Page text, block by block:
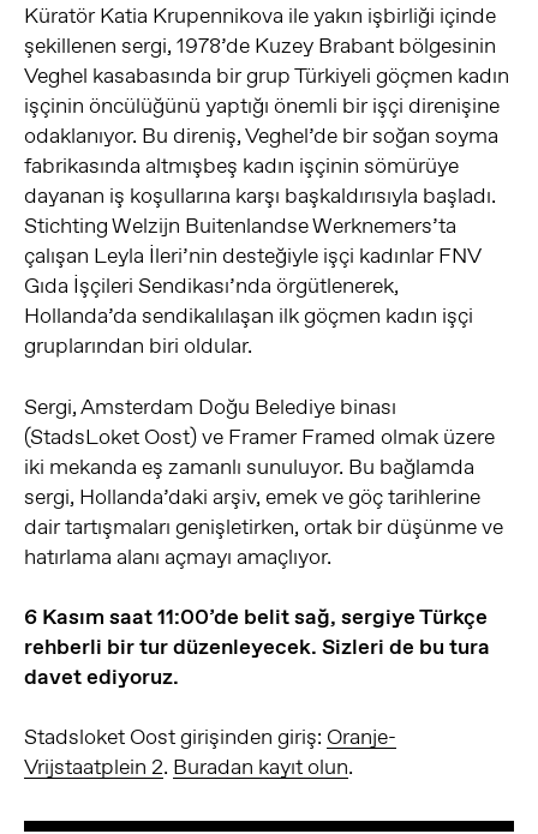
Küratör Katia Krupennikova ile yakın işbirliği içinde
şekillenen sergi, 1978’de Kuzey Brabant bölgesinin
Veghel kasabasında bir grup Türkiyeli göçmen kadın
işçinin öncülüğünü yaptığı önemli bir işçi direnişine
odaklanıyor. Bu direniş, Veghel’de bir soğan soyma
fabrikasında altmışbeş kadın işçinin sömürüye
dayanan iş koşullarına karşı başkaldırısıyla başladı.
Stichting Welzijn Buitenlandse Werknemers’ta
çalışan Leyla İleri’nin desteğiyle işçi kadınlar FNV
Gıda İşçileri Sendikası’nda örgütlenerek,
Hollanda’da sendikalılaşan ilk göçmen kadın işçi
gruplarından biri oldular.
Sergi, Amsterdam Doğu Belediye binası
(StadsLoket Oost) ve Framer Framed olmak üzere
iki mekanda eş zamanlı sunuluyor. Bu bağlamda
sergi, Hollanda’daki arşiv, emek ve göç tarihlerine
dair tartışmaları genişletirken, ortak bir düşünme ve
hatırlama alanı açmayı amaçlıyor.
6 Kasım saat 11:00’de belit sağ, sergiye Türkçe
rehberli bir tur düzenleyecek. Sizleri de bu tura
davet ediyoruz.
Stadsloket Oost girişinden giriş: Oranje-
Vrijstaatplein 2. Buradan kayıt olun.